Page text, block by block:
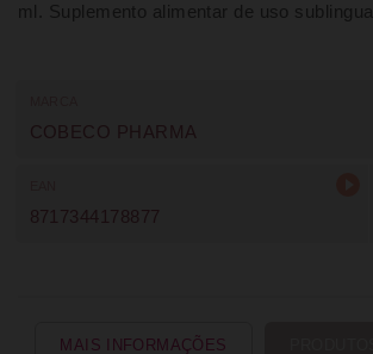
ml. Suplemento alimentar de uso
COBECO PHARMA
8717344178877
MAIS INFORMAÇÕES